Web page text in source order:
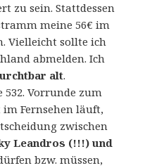
zu sein. Stattdessen
meine 56€ im
Vielleicht sollte ich
abmelden. Ich
alt.
Vorrunde zum
Fernsehen läuft,
zwischen
Leandros (!!!) und
bzw. müssen,